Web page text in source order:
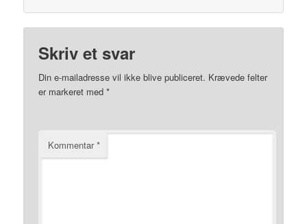
Skriv et svar
Din e-mailadresse vil ikke blive publiceret. Krævede felter
er markeret med*
Kommentar*